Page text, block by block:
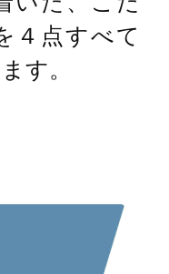
４点すべて
す。